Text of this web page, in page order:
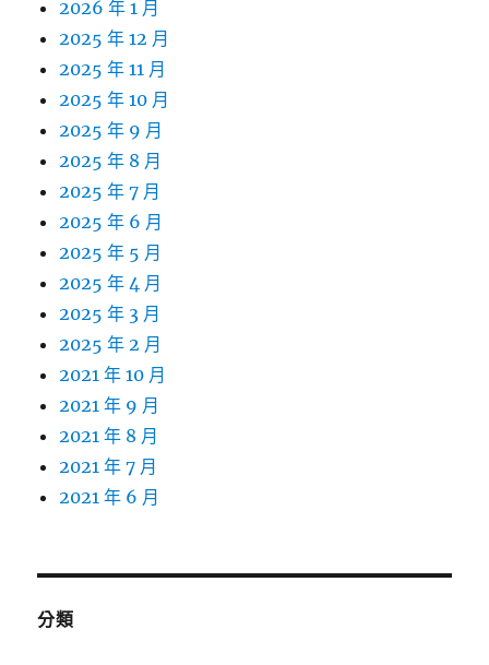
2026 年 1 月
2025 年 12 月
2025 年 11 月
2025 年 10 月
2025 年 9 月
2025 年 8 月
2025 年 7 月
2025 年 6 月
2025 年 5 月
2025 年 4 月
2025 年 3 月
2025 年 2 月
2021 年 10 月
2021 年 9 月
2021 年 8 月
2021 年 7 月
2021 年 6 月
分類